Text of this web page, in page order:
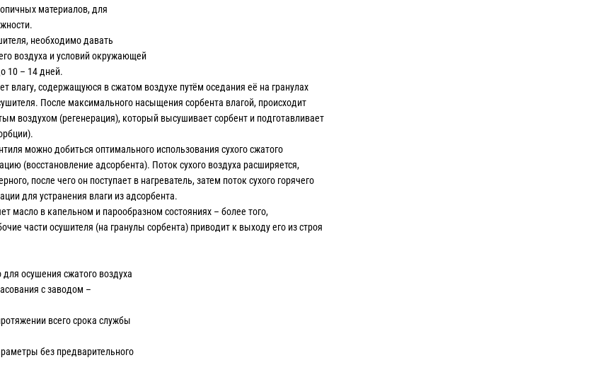
материалов, для
необходимо давать
воздуха и условий окружающей
10 – 14 дней.
влагу, содержащуюся в сжатом воздухе путём оседания её на гранулах
После максимального насыщения сорбента влагой, происходит
воздухом (регенерация), который высушивает сорбент и подготавливает
можно добиться оптимального использования сухого сжатого
(восстановление адсорбента). Поток сухого воздуха расширяется,
после чего он поступает в нагреватель, затем поток сухого горячего
для устранения влаги из адсорбента.
масло в капельном и парообразном состояниях – более того,
части осушителя (на гранулы сорбента) приводит к выходу его из строя
осушения сжатого воздуха
с заводом –
всего срока службы
без предварительного